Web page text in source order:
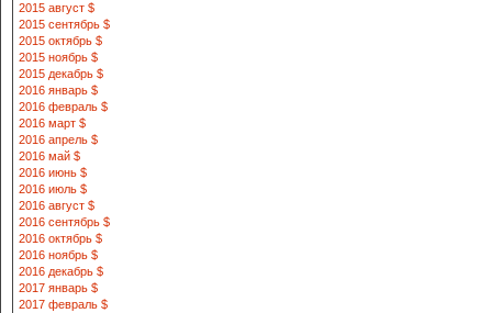
2015 август $
2015 сентябрь $
2015 октябрь $
2015 ноябрь $
2015 декабрь $
2016 январь $
2016 февраль $
2016 март $
2016 апрель $
2016 май $
2016 июнь $
2016 июль $
2016 август $
2016 сентябрь $
2016 октябрь $
2016 ноябрь $
2016 декабрь $
2017 январь $
2017 февраль $